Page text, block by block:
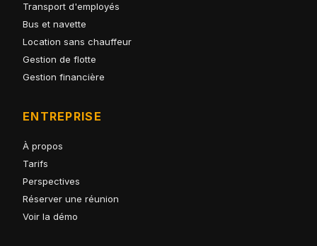
Transport d'employés
Bus et navette
Location sans chauffeur
Gestion de flotte
Gestion financière
ENTREPRISE
À propos
Tarifs
Perspectives
Réserver une réunion
Voir la démo